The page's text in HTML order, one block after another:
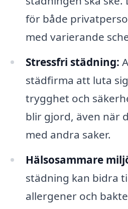
för både
med varierande
Stressfri städning:
städfirma att luta
trygghet och
blir gjord, även när
med andra saker.
Hälsosammare
städning kan bidra
allergener och